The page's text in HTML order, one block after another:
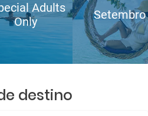
Adults
Only
Setembro
destino